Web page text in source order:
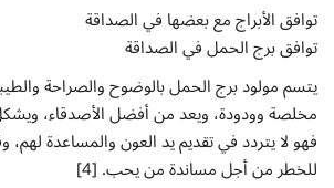
توافق الأبراج مع بعضها في الصداقة
توافق برج الحمل في الصداقة
يتسم مولود برج الحمل بالوضوح والصراحة
مخلصة وودودة، ويعد من أفضل الأصدقاء،
فهو لا يتردد في تقديم يد العون والمساعدة
للخطر من أجل مساندة من يحب. [4]